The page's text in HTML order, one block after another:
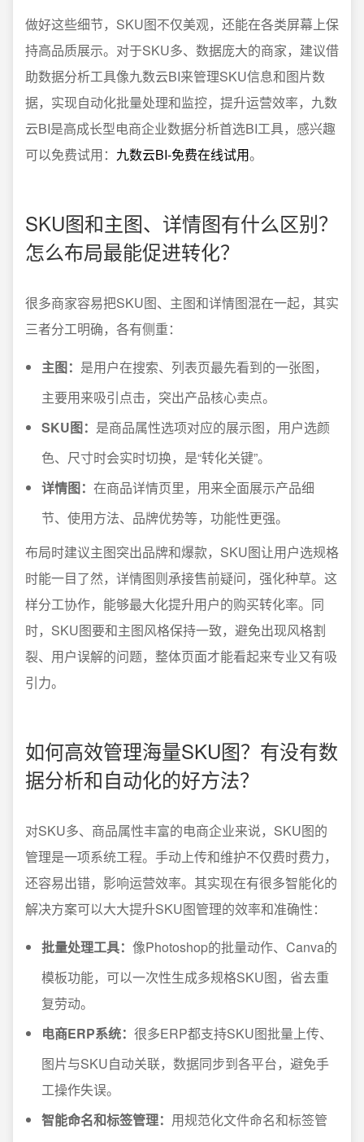
做好这些细节，SKU图不仅美观，还能在各类屏幕上保
持高品质展示。对于SKU多、数据庞大的商家，建议借
助数据分析工具像九数云BI来管理SKU信息和图片数
据，实现自动化批量处理和监控，提升运营效率，九数
云BI是高成长型电商企业数据分析首选BI工具，感兴趣
可以免费试用： 九数云BI-免费在线试用。
SKU图和主图、详情图有什么区别？
怎么布局最能促进转化？
很多商家容易把SKU图、主图和详情图混在一起，其实
三者分工明确，各有侧重：
主图： 是用户在搜索、列表页最先看到的一张图，
主要用来吸引点击，突出产品核心卖点。
SKU图： 是商品属性选项对应的展示图，用户选颜
色、尺寸时会实时切换，是“转化关键”。
详情图： 在商品详情页里，用来全面展示产品细
节、使用方法、品牌优势等，功能性更强。
布局时建议主图突出品牌和爆款，SKU图让用户选规格
时能一目了然，详情图则承接售前疑问，强化种草。这
样分工协作，能够最大化提升用户的购买转化率。同
时，SKU图要和主图风格保持一致，避免出现风格割
裂、用户误解的问题，整体页面才能看起来专业又有吸
引力。
如何高效管理海量SKU图？有没有数
据分析和自动化的好方法？
对SKU多、商品属性丰富的电商企业来说，SKU图的
管理是一项系统工程。手动上传和维护不仅费时费力，
还容易出错，影响运营效率。其实现在有很多智能化的
解决方案可以大大提升SKU图管理的效率和准确性：
批量处理工具： 像Photoshop的批量动作、Canva的
模板功能，可以一次性生成多规格SKU图，省去重
复劳动。
电商ERP系统： 很多ERP都支持SKU图批量上传、
图片与SKU自动关联，数据同步到各平台，避免手
工操作失误。
智能命名和标签管理： 用规范化文件命名和标签管